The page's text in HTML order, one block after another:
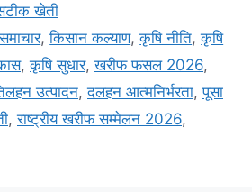
खेती
,किसान कल्याण,कृषि नीति,कृषि
,कृषि सुधार,खरीफ फसल 2026,
उत्पादन,दलहन आत्मनिर्भरता,पूसा
,राष्ट्रीय खरीफ सम्मेलन 2026,